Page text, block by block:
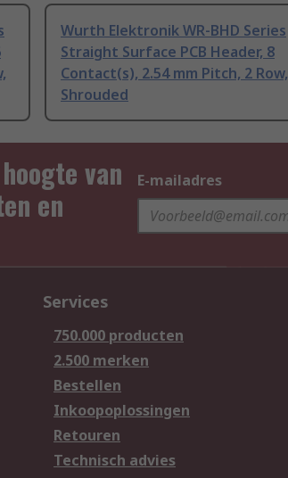
Wurth Elektronik WR-BHD Series
Straight Surface PCB Header, 8
Contact(s), 2.54 mm Pitch, 2 Row,
Shrouded
van
en
E-mailadres
Services
750.000 producten
2.500 merken
Bestellen
Inkoopoplossingen
Retouren
Technisch advies